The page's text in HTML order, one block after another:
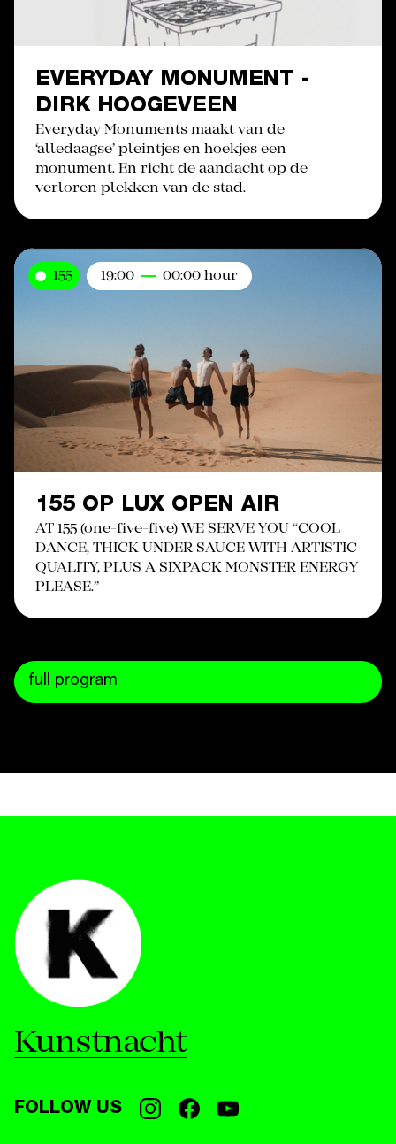
EVERYDAY MONUMENT -
DIRK HOOGEVEEN
Everyday Monuments maakt van de
‘alledaagse’ pleintjes en hoekjes een
monument. En richt de aandacht op de
verloren plekken van de stad.
155 19:00 00:00 hour
155 OP LUX OPEN AIR
AT 155 (one-five-five) WE SERVE YOU “COOL
DANCE, THICK UNDER SAUCE WITH ARTISTIC
QUALITY, PLUS A SIXPACK MONSTER ENERGY
PLEASE.”
full program
Kunstnacht
FOLLOW US